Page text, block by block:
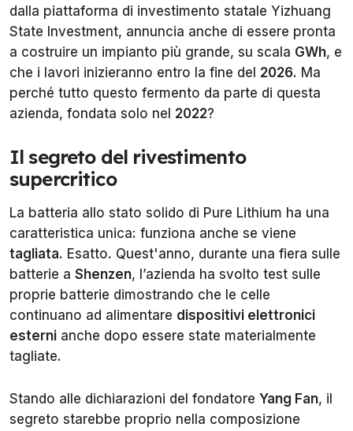
dalla piattaforma di investimento statale Yizhuang
State Investment, annuncia anche di essere pronta
a costruire un impianto più grande, su scala GWh, e
che i lavori inizieranno entro la fine del 2026. Ma
perché tutto questo fermento da parte di questa
azienda, fondata solo nel 2022?
Il segreto del rivestimento
supercritico
La batteria allo stato solido di Pure Lithium ha una
caratteristica unica: funziona anche se viene
tagliata. Esatto. Quest'anno, durante una fiera sulle
batterie a Shenzen, l’azienda ha svolto test sulle
proprie batterie dimostrando che le celle
continuano ad alimentare dispositivi elettronici
esterni anche dopo essere state materialmente
tagliate.
Stando alle dichiarazioni del fondatore Yang Fan, il
segreto starebbe proprio nella composizione